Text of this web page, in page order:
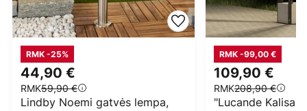
44,90 €
RMK59,90 €
RMK -25%
Lindby Noemi gatvės lempa,
109,90 €
RMK208,90 €
RMK -99,00 €
"Lucande Kalisa"